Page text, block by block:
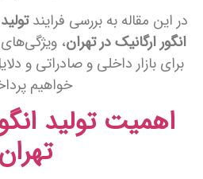
در این مقاله به بررسی فرایند
انگور ارگانیک در تهران،
برای بازار داخلی و صادراتی و
خواهیم
اهمیت تولید
تهران